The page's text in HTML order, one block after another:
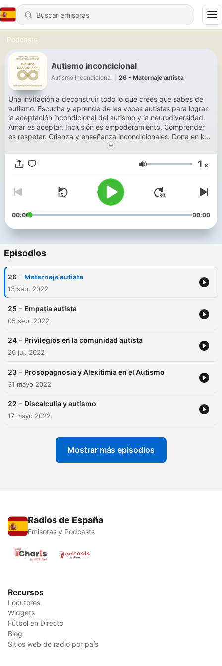
Podcasts
Autismo incondicional
Autismo Incondicional 26 - Maternaje autista
Una invitación a deconstruir todo lo que crees que sabes de
autismo. Escucha y aprende de las voces autistas para lograr
la aceptación incondicional del autismo y la neurodiversidad.
Amar es aceptar. Inclusión es empoderamiento. Comprender
es respetar. Crianza y enseñanza incondicionales. Dona en ko-
Volumen 1 x
00:00 00:00
Episodios
26 - Maternaje autista
13 sep. 2022
25 - Empatía autista
05 sep. 2022
24 - Privilegios en la comunidad autista
26 jul. 2022
23 - Prosopagnosia y Alexitimia en el Autismo
31 mayo 2022
22 - Discalculia y autismo
17 mayo 2022
Mostrar más episodios
Radios de España
Emisoras y Podcasts
Recursos
Locutores
Widgets
Fútbol en Directo
Blog
Sitios web de radio por país